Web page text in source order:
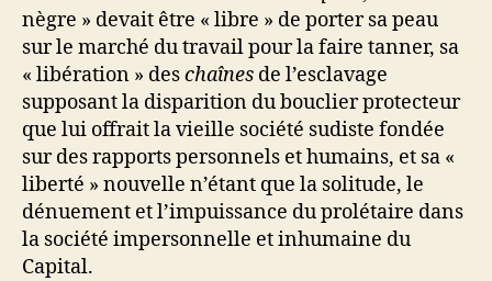
nègre » devait être « libre » de porter sa peau
sur le marché du travail pour la faire tanner, sa
« libération » deschaînes de l’esclavage
supposant la disparition du bouclier protecteur
que lui offrait la vieille société sudiste fondée
sur des rapports personnels et humains, et sa «
liberté » nouvelle n’étant que la solitude, le
dénuement et l’impuissance du prolétaire dans
la société impersonnelle et inhumaine du
Capital.